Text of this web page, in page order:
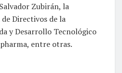
Zubirán, la
Directivos de la
y Desarrollo Tecnológico
entre otras.